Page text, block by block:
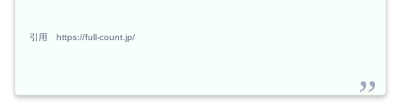
引用 https://full-count.jp/